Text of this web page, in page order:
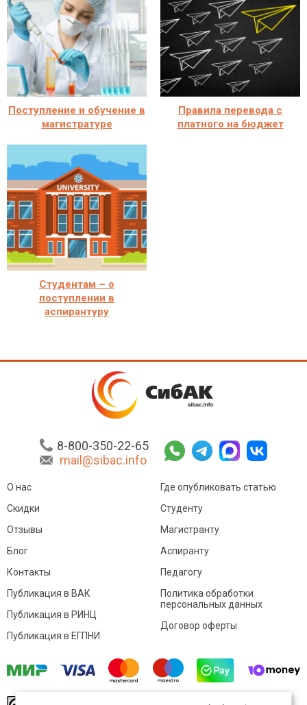
Поступление и обучение в
магистратуре
Правила перевода с
платного на бюджет
Студентам – о
поступлении в
аспирантуру
8-800-350-22-65
mail@sibac.info
О нас
Скидки
Отзывы
Блог
Контакты
Где опубликовать статью
Студенту
Магистранту
Аспиранту
Педагогу
Публикация в ВАК
Публикация в РИНЦ
Публикация в ЕГПНИ
Политика обработки
персональных данных
Договор оферты